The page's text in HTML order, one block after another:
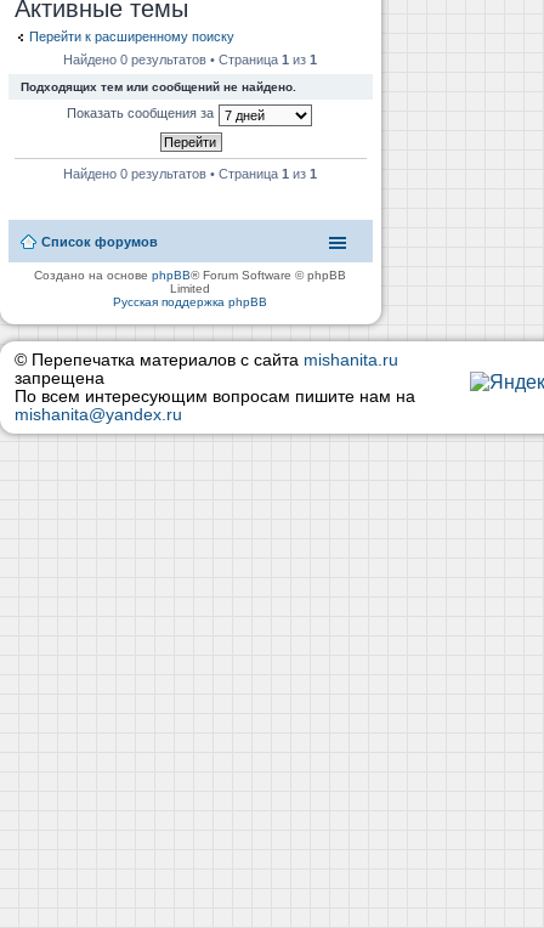
Активные темы
Перейти к расширенному поиску
Найдено 0 результатов • Страница1 из1
Подходящих тем или сообщений не найдено.
Показать сообщения за
Найдено 0 результатов • Страница1 из1
Список форумов
Создано на основеphpBB® Forum Software © phpBB
Limited
Русская поддержка phpBB
© Перепечатка материалов с сайта mishanita.ru
запрещена
По всем интересующим вопросам пишите нам на
mishanita@yandex.ru